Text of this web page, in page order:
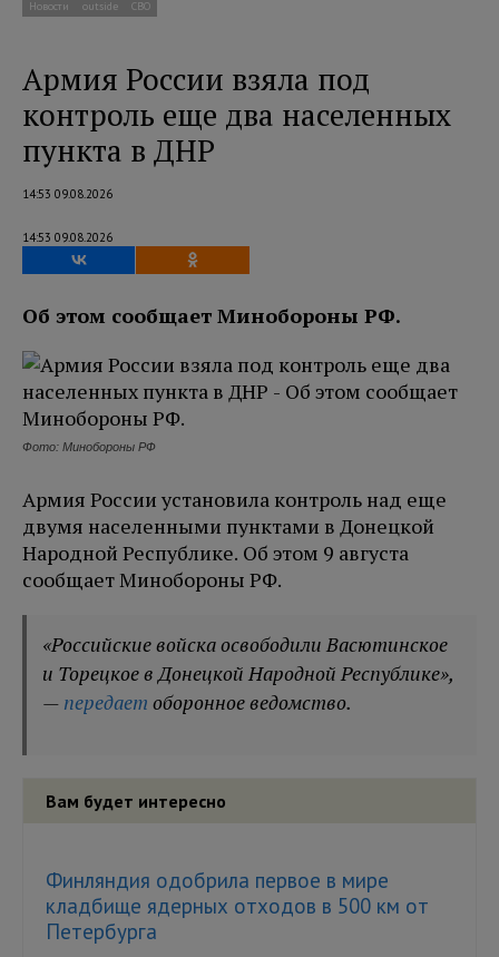
Новости outside СВО
Армия России взяла под
контроль еще два населенных
пункта в ДНР
14:53 09.08.2026
14:53 09.08.2026
Об этом сообщает Минобороны РФ.
Фото: Минобороны РФ
Армия России установила контроль над еще
двумя населенными пунктами в Донецкой
Народной Республике. Об этом 9 августа
сообщает Минобороны РФ.
«Российские войска освободили Васютинское
и Торецкое в Донецкой Народной Республике»,
— передает оборонное ведомство.
Вам будет интересно
Финляндия одобрила первое в мире
кладбище ядерных отходов в 500 км от
Петербурга